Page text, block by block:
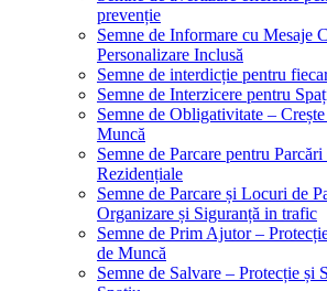
prevenție
Semne de Informare cu Mesaje
Personalizare Inclusă
Semne de interdicție pentru
Semne de Interzicere pentru
Semne de Obligativitate –
Muncă
Semne de Parcare pentru
Rezidențiale
Semne de Parcare și Locuri de
Organizare și Siguranță in trafic
Semne de Prim Ajutor –
de Muncă
Semne de Salvare – Protecție și